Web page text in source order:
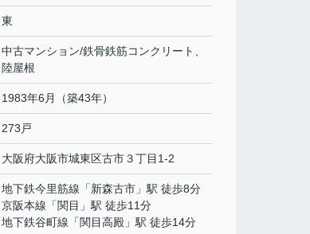
東
中古マンション/鉄骨鉄筋コンクリート、
陸屋根
1983年6月（築43年）
273戸
大阪府大阪市城東区古市３丁目1-2
地下鉄今里筋線 「新森古市 」駅 徒歩8分
京阪本線 「関目 」駅 徒歩11分
地下鉄谷町線 「関目高殿 」駅 徒歩14分